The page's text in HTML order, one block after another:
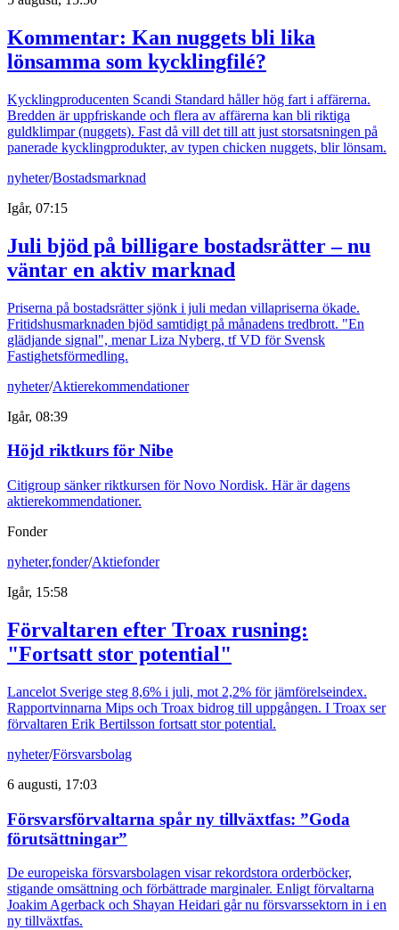
Kommentar: Kan nuggets bli lika
lönsamma som kycklingfilé?
Kycklingproducenten Scandi Standard håller hög fart i affärerna.
Bredden är uppfriskande och flera av affärerna kan bli riktiga
guldklimpar (nuggets). Fast då vill det till att just storsatsningen på
panerade kycklingprodukter, av typen chicken nuggets, blir lönsam.
nyheter/Bostadsmarknad
Igår, 07:15
Juli bjöd på billigare bostadsrätter – nu
väntar en aktiv marknad
Priserna på bostadsrätter sjönk i juli medan villapriserna ökade.
Fritidshusmarknaden bjöd samtidigt på månadens tredbrott. "En
glädjande signal", menar Liza Nyberg, tf VD för Svensk
Fastighetsförmedling.
nyheter/Aktierekommendationer
Igår, 08:39
Höjd riktkurs för Nibe
Citigroup sänker riktkursen för Novo Nordisk. Här är dagens
aktierekommendationer.
Fonder
nyheter,fonder/Aktiefonder
Igår, 15:58
Förvaltaren efter Troax rusning:
"Fortsatt stor potential"
Lancelot Sverige steg 8,6% i juli, mot 2,2% för jämförelseindex.
Rapportvinnarna Mips och Troax bidrog till uppgången. I Troax ser
förvaltaren Erik Bertilsson fortsatt stor potential.
nyheter/Försvarsbolag
6 augusti, 17:03
Försvarsförvaltarna spår ny tillväxtfas: ”Goda
förutsättningar”
De europeiska försvarsbolagen visar rekordstora orderböcker,
stigande omsättning och förbättrade marginaler. Enligt förvaltarna
Joakim Agerback och Shayan Heidari går nu försvarssektorn in i en
ny tillväxtfas.